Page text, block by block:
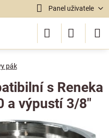
Panel uživatele
pák
s Reneka
a výpustí 3/8"